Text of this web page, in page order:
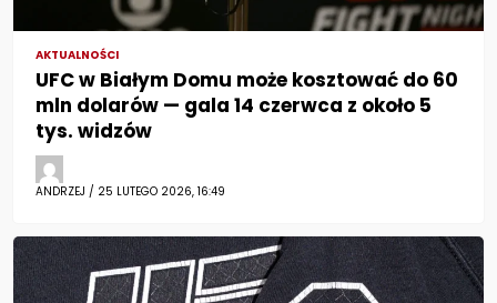
AKTUALNOŚCI
UFC w Białym Domu może kosztować do 60
mln dolarów — gala 14 czerwca z około 5
tys. widzów
ANDRZEJ / 25 LUTEGO 2026, 16:49